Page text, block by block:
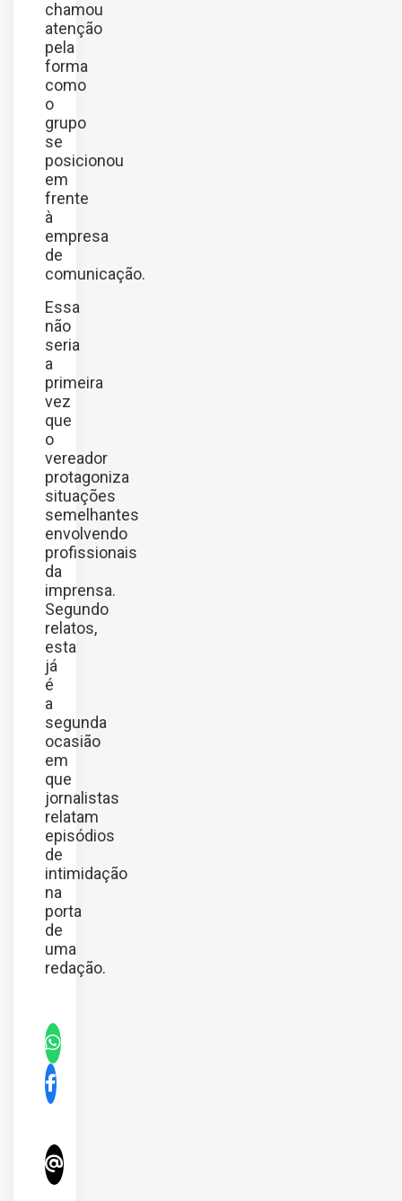
chamou
atenção
pela
forma
como
o
grupo
se
posicionou
em
frente
à
empresa
de
comunicação.
Essa
não
seria
a
primeira
vez
que
o
vereador
protagoniza
situações
semelhantes
envolvendo
profissionais
da
imprensa.
Segundo
relatos,
esta
já
é
a
segunda
ocasião
em
que
jornalistas
relatam
episódios
de
intimidação
na
porta
de
uma
redação.